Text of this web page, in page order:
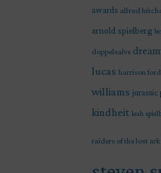
awards alfred
arnold spielberg
doppelsalve
lucas harrison ford
williams jurassic
kindheit leah
raiders of the lost ark